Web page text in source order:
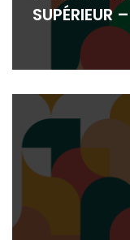
SUPÉRIEUR